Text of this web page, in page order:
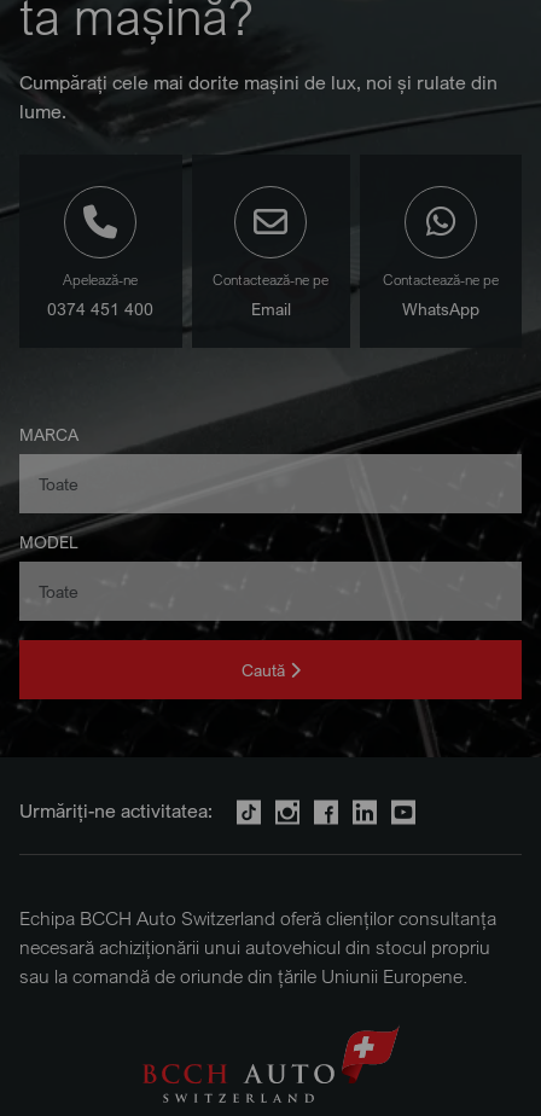
ta mașină?
Cumpărați cele mai dorite mașini de lux, noi și rulate din
lume.
Apelează-ne
0374 451 400
Contactează-ne pe
Email
Contactează-ne pe
WhatsApp
MARCA
MODEL
Caută
Urmăriți-ne activitatea:
Echipa BCCH Auto Switzerland oferă clienților consultanța
necesară achiziționării unui autovehicul din stocul propriu
sau la comandă de oriunde din țările Uniunii Europene.